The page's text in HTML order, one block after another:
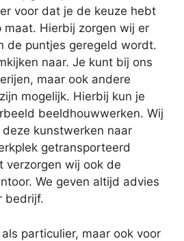
voor dat je de keuze hebt
maat. Hierbij zorgen wij er
de puntjes geregeld wordt.
naar. Je kunt bij ons
maar ook andere
mogelijk. Hierbij kun je
beeldhouwwerken. Wij
kunstwerken naar
getransporteerd
verzorgen wij ook de
We geven altijd advies
bedrijf.
particulier, maar ook voor